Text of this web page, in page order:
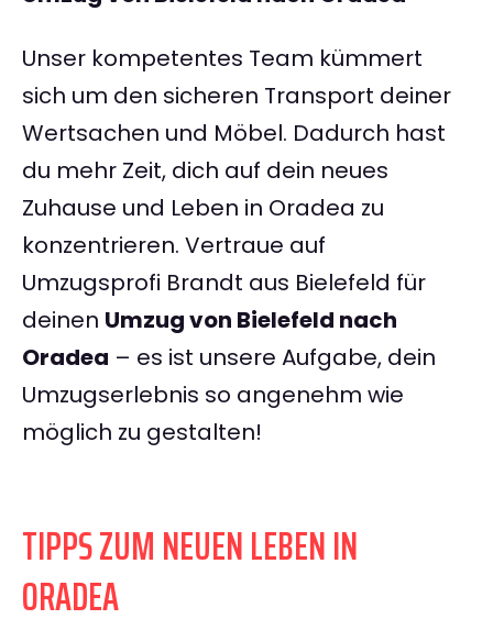
Unser kompetentes Team kümmert
sich um den sicheren Transport deiner
Wertsachen und Möbel. Dadurch hast
du mehr Zeit, dich auf dein neues
Zuhause und Leben in Oradea zu
konzentrieren. Vertraue auf
Umzugsprofi Brandt aus Bielefeld für
deinen Umzug von Bielefeld nach
Oradea – es ist unsere Aufgabe, dein
Umzugserlebnis so angenehm wie
möglich zu gestalten!
TIPPS ZUM NEUEN LEBEN IN
ORADEA